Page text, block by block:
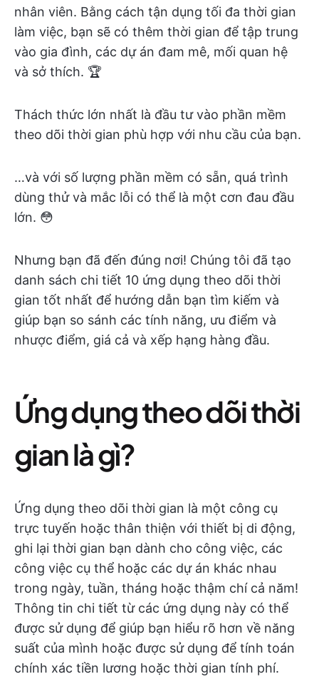
nhân viên. Bằng cách tận dụng tối đa thời gian
làm việc, bạn sẽ có thêm thời gian để tập trung
vào gia đình, các dự án đam mê, mối quan hệ
và sở thích. 🏆
Thách thức lớn nhất là đầu tư vào phần mềm
theo dõi thời gian phù hợp với nhu cầu của bạn.
…và với số lượng phần mềm có sẵn, quá trình
dùng thử và mắc lỗi có thể là một cơn đau đầu
lớn. 😳
Nhưng bạn đã đến đúng nơi! Chúng tôi đã tạo
danh sách chi tiết 10 ứng dụng theo dõi thời
gian tốt nhất để hướng dẫn bạn tìm kiếm và
giúp bạn so sánh các tính năng, ưu điểm và
nhược điểm, giá cả và xếp hạng hàng đầu.
Ứng dụng theo dõi thời
gian là gì?
Ứng dụng theo dõi thời gian là một công cụ
trực tuyến hoặc thân thiện với thiết bị di động,
ghi lại thời gian bạn dành cho công việc, các
công việc cụ thể hoặc các dự án khác nhau
trong ngày, tuần, tháng hoặc thậm chí cả năm!
Thông tin chi tiết từ các ứng dụng này có thể
được sử dụng để giúp bạn hiểu rõ hơn về năng
suất của mình hoặc được sử dụng để tính toán
chính xác tiền lương hoặc thời gian tính phí.